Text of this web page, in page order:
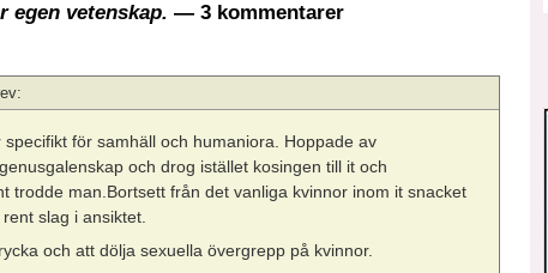
egen vetenskap. — 3 kommentarer
för samhäll och humaniora. Hoppade av
och drog istället kosingen till it och
trodde man.Bortsett från det vanliga kvinnor inom it snacket
slag i ansiktet.
och att dölja sexuella övergrepp på kvinnor.